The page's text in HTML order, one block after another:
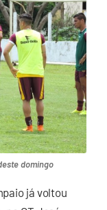
domingo
já voltou